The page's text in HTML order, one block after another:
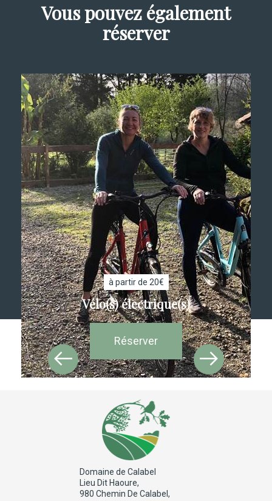
Vous pouvez également
réserver
à partir de 20€
Vélo(s) électrique(s)
Réserver
Domaine de Calabel
Lieu Dit Haoure,
980 Chemin De Calabel,